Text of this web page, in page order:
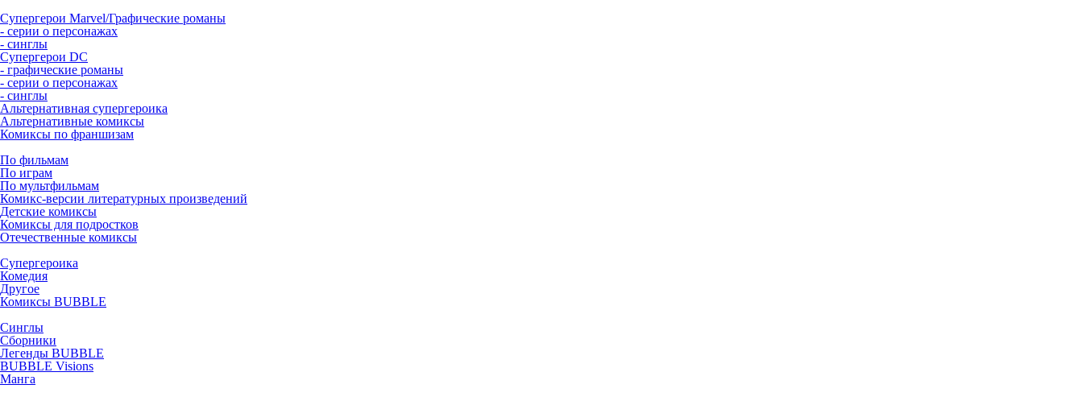
Супергерои Marvel/Графические романы
- серии о персонажах
- синглы
Супергерои DC
- графические романы
- серии о персонажах
- синглы
Альтернативная супергероика
Альтернативные комиксы
Комиксы по франшизам
По фильмам
По играм
По мультфильмам
Комикс-версии литературных произведений
Детские комиксы
Комиксы для подростков
Отечественные комиксы
Супергероика
Комедия
Другое
Комиксы BUBBLE
Синглы
Сборники
Легенды BUBBLE
BUBBLE Visions
Манга